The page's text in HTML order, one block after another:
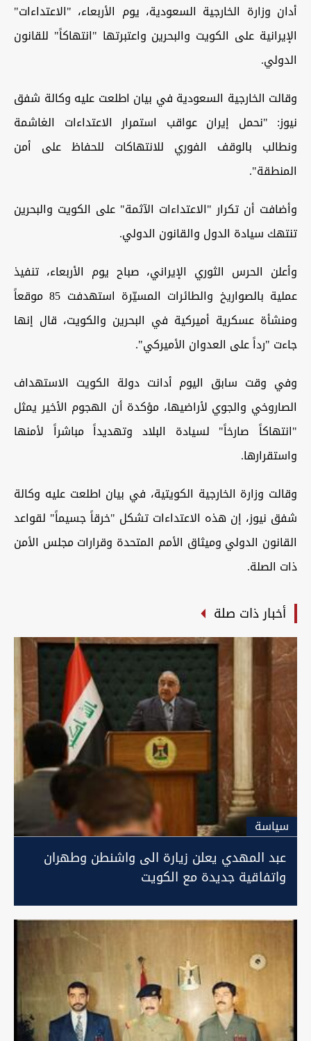
أدان وزارة الخارجية السعودية، يوم الأربعاء، "الاعتداءات"
الإيرانية على الكويت والبحرين واعتبرتها "انتهاكاً" للقانون
الدولي.
وقالت الخارجية السعودية في بيان اطلعت عليه وكالة شفق
نيوز: "نحمل إيران عواقب استمرار الاعتداءات الغاشمة
ونطالب بالوقف الفوري للانتهاكات للحفاظ على أمن
المنطقة".
وأضافت أن تكرار "الاعتداءات الآثمة" على الكويت والبحرين
تنتهك سيادة الدول والقانون الدولي.
وأعلن الحرس الثوري الإيراني، صباح يوم الأربعاء، تنفيذ
عملية بالصواريخ والطائرات المسيّرة استهدفت 85 موقعاً
ومنشأة عسكرية أميركية في البحرين والكويت، قال إنها
جاءت "رداً على العدوان الأميركي".
وفي وقت سابق اليوم أدانت دولة الكويت الاستهداف
الصاروخي والجوي لأراضيها، مؤكدة أن الهجوم الأخير يمثل
"انتهاكاً صارخاً" لسيادة البلاد وتهديداً مباشراً لأمنها
واستقرارها.
وقالت وزارة الخارجية الكويتية، في بيان اطلعت عليه وكالة
شفق نيوز، إن هذه الاعتداءات تشكل "خرقاً جسيماً" لقواعد
القانون الدولي وميثاق الأمم المتحدة وقرارات مجلس الأمن
ذات الصلة.
أخبار ذات صلة
سیاسة
عبد المهدي يعلن زيارة الى واشنطن وطهران
واتفاقية جديدة مع الكويت